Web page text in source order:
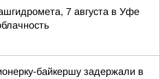
7 августа в Уфе
байкершу задержали в